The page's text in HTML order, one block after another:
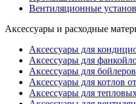
Вентиляционные
Аксессуары и расходные
Аксессуары для
Аксессуары для
Аксессуары для бойлеров
Аксессуары для котлов
Аксессуары для